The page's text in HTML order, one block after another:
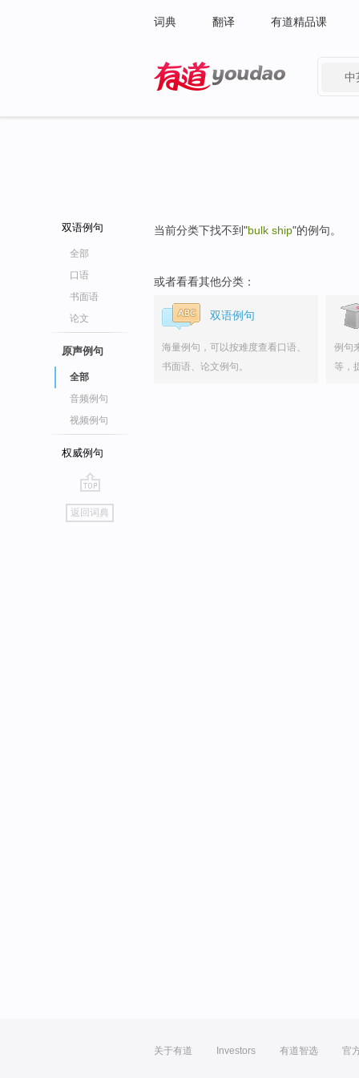
词典 翻译 有道精品课
中
双语例句
全部
口语
书面语
论文
原声例句
全部
音频例句
视频例句
权威例句
go
top
返回词典
当前分类下找不到"bulk ship"的例句。
或者看看其他分类：
双语例句
海量例句，可以按难度查看口语、
书面语、论文例句。
例句
等，
关于有道 Investors 有道智选 官